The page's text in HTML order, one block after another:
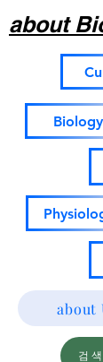
about
Biology
about
검